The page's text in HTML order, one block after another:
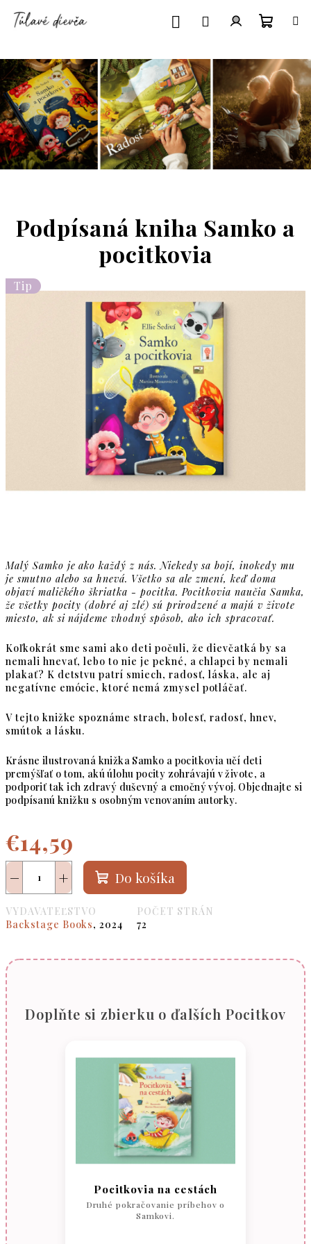
obsah
košík
Malý Samko je ako každý z nás. Niekedy sa bojí, inokedy mu
je smutno alebo sa hnevá. Všetko sa ale zmení, keď doma
objaví maličkého škriatka - pocitka. Pocitkovia naučia Samka,
že všetky pocity (dobré aj zlé) sú prirodzené a majú v živote
miesto, ak si nájdeme vhodný spôsob, ako ich spracovať.
Koľkokrát sme sami ako deti počuli, že dievčatká by sa
nemali hnevať, lebo to nie je pekné, a chlapci by nemali
plakať? K detstvu patrí smiech, radosť, láska, ale aj
negatívne emócie, ktoré nemá zmysel potláčať.
V tejto knižke spoznáme strach, bolesť, radosť, hnev,
smútok a lásku.
Krásne ilustrovaná knižka Samko a pocitkovia učí deti
premýšľať o tom, akú úlohu pocity zohrávajú v živote, a
podporiť tak ich zdravý duševný a emočný vývoj. Objednajte si
podpísanú knižku s osobným venovaním autorky.
€14,59
Jednotková
cena:
+
− Do košíka
VYDAVATEĽSTVO
Backstage Books, 2024
POČET STRÁN
72
Podpísaná kniha Samko a
pocitkovia
Tip
Doplňte si zbierku o ďalších Pocitkov
Pocitkovia na cestách
Druhé pokračovanie príbehov o
Samkovi.